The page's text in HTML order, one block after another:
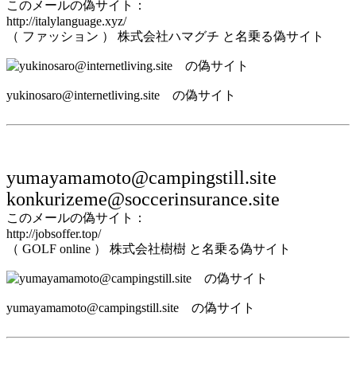
このメールの偽サイト：
http://italylanguage.xyz/
（ ファッション ） 株式会社ハマグチ と名乗る偽サイト
yukinosaro@internetliving.site の偽サイト
yumayamamoto@campingstill.site
konkurizeme@soccerinsurance.site
このメールの偽サイト：
http://jobsoffer.top/
（ GOLF online ） 株式会社樹樹 と名乗る偽サイト
yumayamamoto@campingstill.site の偽サイト